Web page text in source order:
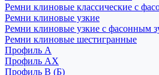
Ремни клиновые классические с
Ремни клиновые узкие
Ремни клиновые узкие с фасонным
Ремни клиновые шестигранные
Профиль A
Профиль AX
Профиль B (Б)